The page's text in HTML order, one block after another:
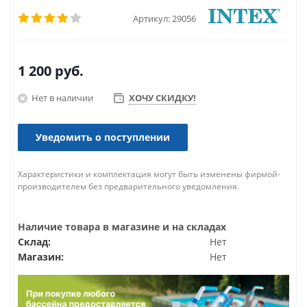
Артикул:29056
1 200 руб.
Нет в наличии ХОЧУ СКИДКУ!
Уведомить о поступлении
Характеристики и комплектация могут быть изменены фирмой-
производителем без предварительного уведомления.
Наличие товара в магазине и на складах
Склад:
Нет
Магазин:
Нет